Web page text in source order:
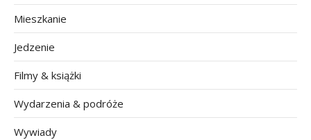
Mieszkanie
Jedzenie
Filmy & książki
Wydarzenia & podróże
Wywiady